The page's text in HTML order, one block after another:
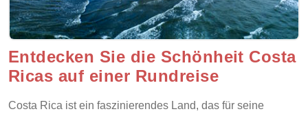
Entdecken Sie die Schönheit Costa
Ricas auf einer Rundreise
Costa Rica ist ein faszinierendes Land, das für seine